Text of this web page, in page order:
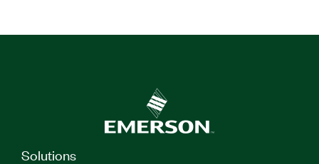
Solutions